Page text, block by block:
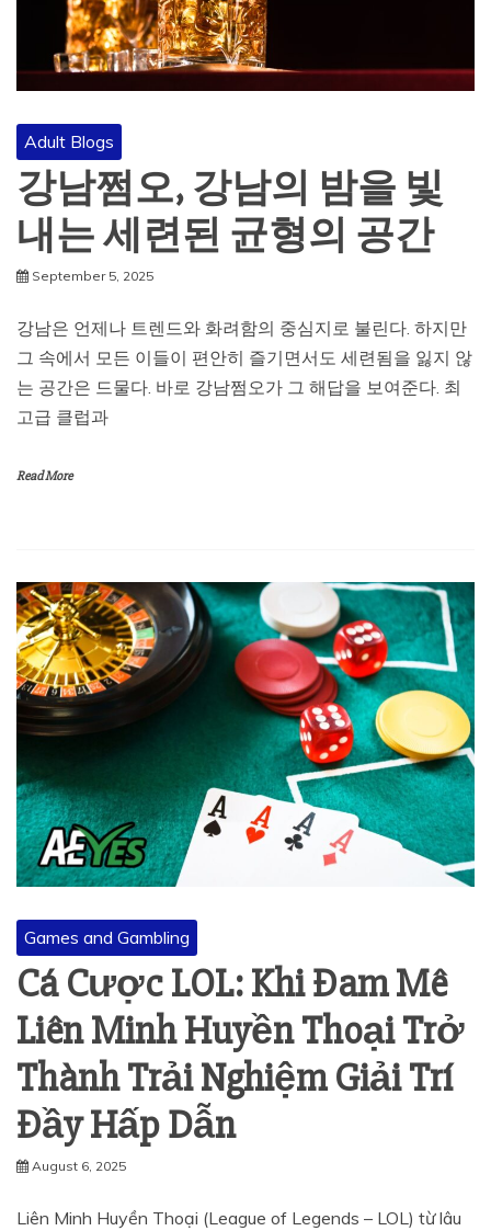
Adult Blogs
강남쩜오, 강남의 밤을 빛
내는 세련된 균형의 공간
September 5, 2025
강남은 언제나 트렌드와 화려함의 중심지로 불린다. 하지만
그 속에서 모든 이들이 편안히 즐기면서도 세련됨을 잃지 않
는 공간은 드물다. 바로 강남쩜오가 그 해답을 보여준다. 최
고급 클럽과
Read More
Games and Gambling
Cá Cược LOL: Khi Đam Mê
Liên Minh Huyền Thoại Trở
Thành Trải Nghiệm Giải Trí
Đầy Hấp Dẫn
August 6, 2025
Liên Minh Huyền Thoại (League of Legends – LOL) từ lâu